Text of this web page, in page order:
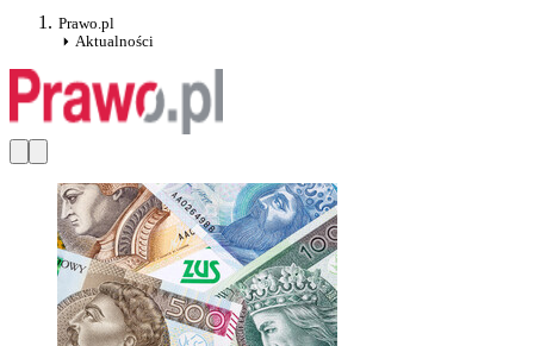
Prawo.pl
Aktualności